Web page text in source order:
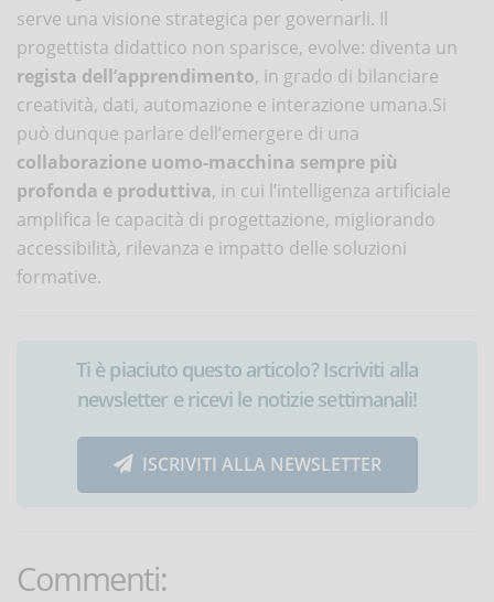
serve una visione strategica per governarli. Il
progettista didattico non sparisce, evolve: diventa un
regista dell’apprendimento, in grado di bilanciare
creatività, dati, automazione e interazione umana.Si
può dunque parlare dell’emergere di una
collaborazione uomo-macchina sempre più
profonda e produttiva, in cui l’intelligenza artificiale
amplifica le capacità di progettazione, migliorando
accessibilità, rilevanza e impatto delle soluzioni
formative.
Ti è piaciuto questo articolo? Iscriviti alla
newsletter e ricevi le notizie settimanali!
ISCRIVITI ALLA NEWSLETTER
Commenti: